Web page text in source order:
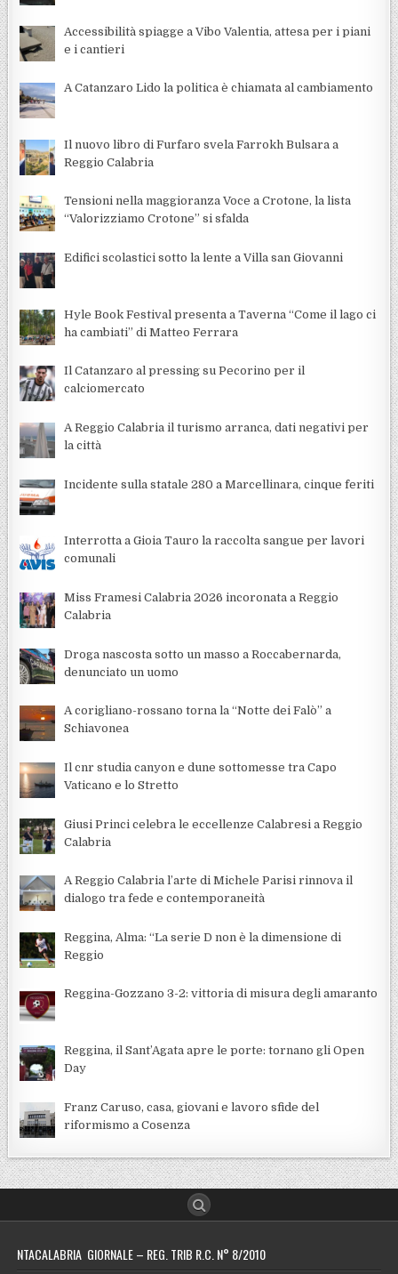
Accessibilità spiagge a Vibo Valentia, attesa per i piani
e i cantieri
A Catanzaro Lido la politica è chiamata al cambiamento
Il nuovo libro di Furfaro svela Farrokh Bulsara a
Reggio Calabria
Tensioni nella maggioranza Voce a Crotone, la lista
“Valorizziamo Crotone” si sfalda
Edifici scolastici sotto la lente a Villa san Giovanni
Hyle Book Festival presenta a Taverna “Come il lago ci
ha cambiati” di Matteo Ferrara
Il Catanzaro al pressing su Pecorino per il
calciomercato
A Reggio Calabria il turismo arranca, dati negativi per
la città
Incidente sulla statale 280 a Marcellinara, cinque feriti
Interrotta a Gioia Tauro la raccolta sangue per lavori
comunali
Miss Framesi Calabria 2026 incoronata a Reggio
Calabria
Droga nascosta sotto un masso a Roccabernarda,
denunciato un uomo
A corigliano-rossano torna la “Notte dei Falò” a
Schiavonea
Il cnr studia canyon e dune sottomesse tra Capo
Vaticano e lo Stretto
Giusi Princi celebra le eccellenze Calabresi a Reggio
Calabria
A Reggio Calabria l’arte di Michele Parisi rinnova il
dialogo tra fede e contemporaneità
Reggina, Alma: “La serie D non è la dimensione di
Reggio
Reggina-Gozzano 3-2: vittoria di misura degli amaranto
Reggina, il Sant’Agata apre le porte: tornano gli Open
Day
Franz Caruso, casa, giovani e lavoro sfide del
riformismo a Cosenza
NTACALABRIA GIORNALE – REG. TRIB R.C. N° 8/2010